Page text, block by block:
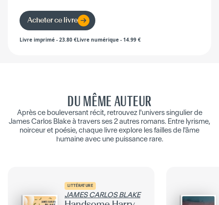
épopée américaine.
Acheter ce livre
Livre imprimé - 23.80 €Livre numérique - 14.99 €
DU MÊME AUTEUR
Après ce bouleversant récit, retrouvez l'univers singulier de
James Carlos Blake à travers ses 2 autres romans. Entre lyrisme,
noirceur et poésie, chaque livre explore les failles de l'âme
humaine avec une puissance rare.
LITTÉRATURE
JAMES CARLOS BLAKE